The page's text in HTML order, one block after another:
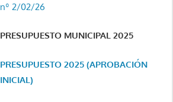
nº 2/02/26
PRESUPUESTO MUNICIPAL 2025
PRESUPUESTO 2025 (APROBACIÓN
INICIAL)